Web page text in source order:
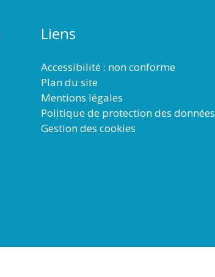
Liens
Accessibilité : non conforme
Plan du site
Mentions légales
Politique de protection des données
Gestion des cookies